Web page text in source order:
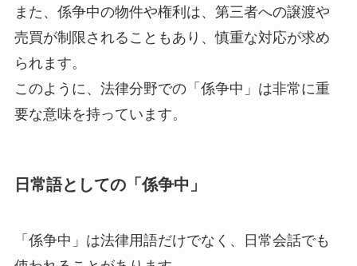
また、係争中の物件や権利は、第三者への譲渡や
売買が制限されることもあり、慎重な対応が求め
られます。
このように、法律分野での「係争中」は非常に重
要な意味を持っています。
日常語としての「係争中」
「係争中」は法律用語だけでなく、日常会話でも